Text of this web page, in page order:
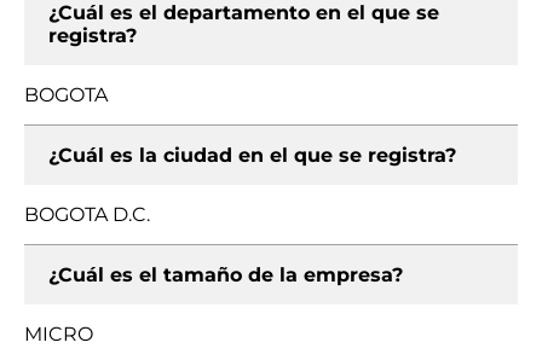
¿Cuál es el departamento en el que se
registra?
BOGOTA
¿Cuál es la ciudad en el que se registra?
BOGOTA D.C.
¿Cuál es el tamaño de la empresa?
MICRO